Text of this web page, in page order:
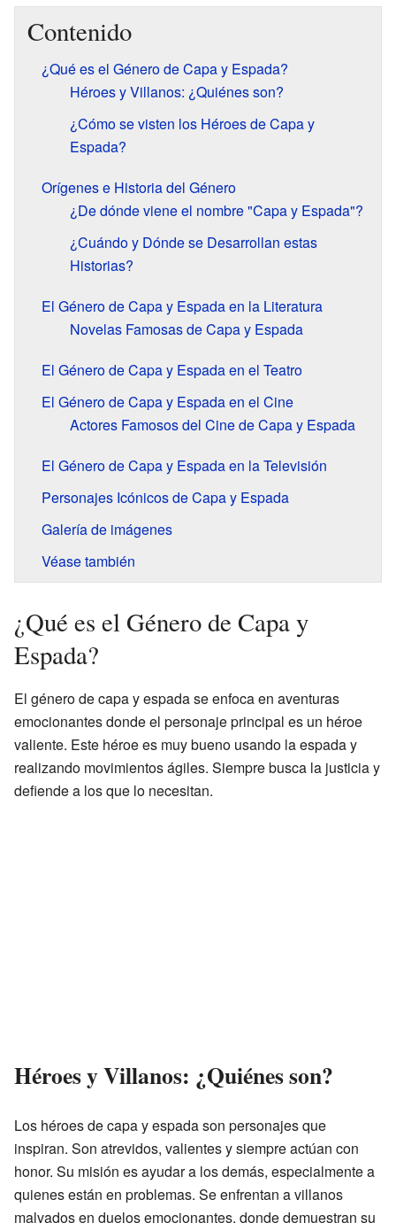
Contenido
¿Qué es el Género de Capa y Espada?
Héroes y Villanos: ¿Quiénes son?
¿Cómo se visten los Héroes de Capa y
Espada?
Orígenes e Historia del Género
¿De dónde viene el nombre "Capa y Espada"?
¿Cuándo y Dónde se Desarrollan estas
Historias?
El Género de Capa y Espada en la Literatura
Novelas Famosas de Capa y Espada
El Género de Capa y Espada en el Teatro
El Género de Capa y Espada en el Cine
Actores Famosos del Cine de Capa y Espada
El Género de Capa y Espada en la Televisión
Personajes Icónicos de Capa y Espada
Galería de imágenes
Véase también
¿Qué es el Género de Capa y
Espada?
El género de capa y espada se enfoca en aventuras
emocionantes donde el personaje principal es un héroe
valiente. Este héroe es muy bueno usando la espada y
realizando movimientos ágiles. Siempre busca la justicia y
defiende a los que lo necesitan.
Héroes y Villanos: ¿Quiénes son?
Los héroes de capa y espada son personajes que
inspiran. Son atrevidos, valientes y siempre actúan con
honor. Su misión es ayudar a los demás, especialmente a
quienes están en problemas. Se enfrentan a villanos
malvados en duelos emocionantes, donde demuestran su